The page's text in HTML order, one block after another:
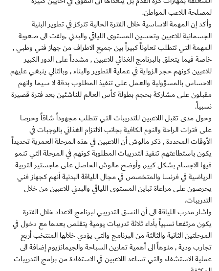
لمصلحة اللاعب المواطن.
وأكد إن المهمة الاساسية خلال الفترة الحالية تتركز في تطوير البنية
الجسمانية للاعبين وتحسين المستوى اللياقي والبدني ,ولفت الى صعوبة
المهمة التي تتطلب تعاوناً كبيراً بين جميع الاطراف من جهاز فني وطبي ,
خاصة فيما يتعلق بالبرنامج الغذائي للاعبين , مشدداً على الدور الكبير
للاعبين كونهم حجر الزواية في عملية التطوير والبناء , وبالتالي ينبغي عليهم
الاحساس بالمسؤولية والعمل على تنفيذ المطلوب بدقة لا سيما وانهم
مقبلون على مشاركة بحجم بطولة كأس العالم للناشئين بعد فترة قصيرة
نسبياً.
وحول مدى تقبل اللاعبين للتدريبات التي تتطلب مجهوداً شاقاً وحرصا
على فترات الراحة والنوم الكافية بجانب الالتزام الغذائي بالوجبات في
الأوقات المحددة , ذكر مالوش أن اللاعبين في هذه المرحلة العمرية تحديداً
يكون باستطاعتهم تنفيذ التدريبات المطلوبة كونهم في المرحلة التي تنمو
فيها الاجسام بشكل كبير, وأوضح مالوش الحاصل على ماجستير التربية
الرياضية في فرنسا والمتخصص في مجال اللياقة البدنية أنهم كجهاز فني
يحرصون على مراعاة تباين المستوى اللياقي والبدني للاعبين من خلال
التدريبات.
واشار مدرب اللياقة الى أن النسق التدريبي لبرنامج الاعداد خلال الفترة
يكون مرتفعا نسبياً بأداء ثلاثة تدريبات يومية يتقلص بعدها مع دخول في
المرحلتين الثانية والثالثة من البرنامج والتي يؤدي خلالها المنتخب أربع
تجارب ودية , منوهاً الى أهمية تمارين السباحة والجيمانزيوم إضافة الى
عملية الاستشفاء والتي تساعد اللاعبين في الاستفادة من برامج التدريبات